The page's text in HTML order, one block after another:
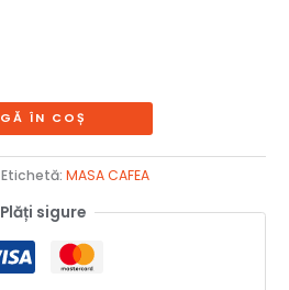
ÎN COȘ
Etichetă:MASA CAFEA
Plăți sigure